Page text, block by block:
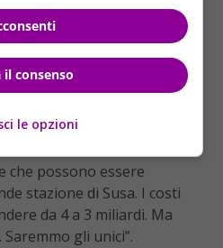
intesa.
dal contatto di
che possono essere
stazione di Susa. I costi
da 4 a 3 miliardi. Ma
gli unici”.
il consenso
le opzioni